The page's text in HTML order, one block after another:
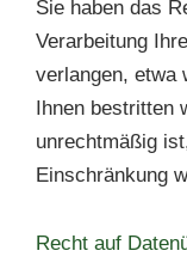
Sie haben das
Verarbeitung
verlangen, etwa
Ihnen bestritten
unrechtmäßig
Einschränkung
Recht auf